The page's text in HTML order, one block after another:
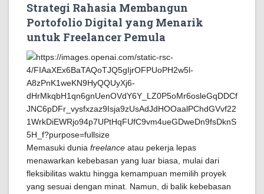
Strategi Rahasia Membangun
Portofolio Digital yang Menarik
untuk Freelancer Pemula
Memasuki dunia freelance atau pekerja lepas
menawarkan kebebasan yang luar biasa, mulai dari
fleksibilitas waktu hingga kemampuan memilih proyek
yang sesuai dengan minat. Namun, di balik kebebasan